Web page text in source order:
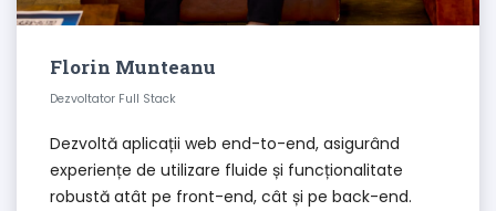
Florin Munteanu
Dezvoltator Full Stack
Dezvoltă aplicații web end-to-end, asigurând
experiențe de utilizare fluide și funcționalitate
robustă atât pe front-end, cât și pe back-end.